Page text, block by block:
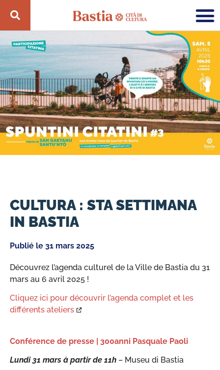
CULTURA : STA SETTIMANA
IN BASTIA
Publié le 31 mars 2025
Découvrez l’agenda culturel de la Ville de Bastia du 31
mars au 6 avril 2025 !
Cliquez ici pour découvrir l’agenda complet et les
différents ateliers
Conférence de presse | 300anni Pasquale Paoli
Lundi 31 mars à partir de 11h – Museu di Bastia